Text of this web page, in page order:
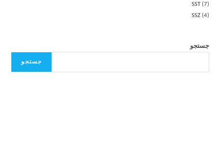
SST 7
SSZ 4
جستجو
جستجو